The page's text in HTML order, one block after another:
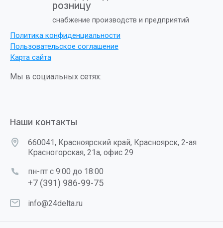
розницу
снабжение производств и предприятий
Политика конфиденциальности
Пользовательское соглашение
Карта сайта
Мы в социальных сетях:
Наши контакты
660041, Красноярский край, Красноярск, 2-ая
Красногорская, 21а, офис 29
пн-пт с 9:00 до 18:00
+7 (391) 986-99-75
info@24delta.ru